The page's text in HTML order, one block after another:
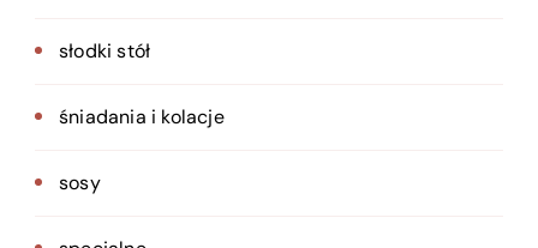
słodki stół
śniadania i kolacje
sosy